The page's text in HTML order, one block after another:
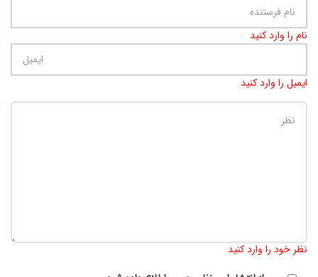
نام را وارد کنید
ایمیل را وارد کنید
نظر خود را وارد کنید